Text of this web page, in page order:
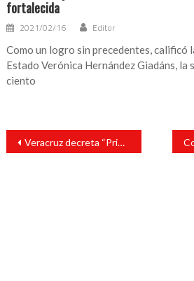
fortalecida
2021/02/16 Editor
Como un logro sin precedentes, calificó
Estado Verónica Hernández Giadáns,
ciento
Navegación
entradas
Veracruz decreta “Primera Semana contra la Tercera Ola de covid-19